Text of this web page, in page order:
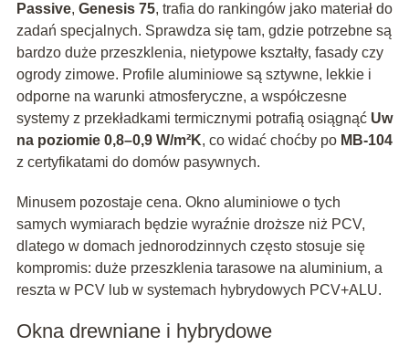
Passive, Genesis 75, trafia do rankingów jako materiał do
zadań specjalnych. Sprawdza się tam, gdzie potrzebne są
bardzo duże przeszklenia, nietypowe kształty, fasady czy
ogrody zimowe. Profile aluminiowe są sztywne, lekkie i
odporne na warunki atmosferyczne, a współczesne
systemy z przekładkami termicznymi potrafią osiągnąć Uw
na poziomie 0,8–0,9 W/m²K, co widać choćby po MB-104
z certyfikatami do domów pasywnych.
Minusem pozostaje cena. Okno aluminiowe o tych
samych wymiarach będzie wyraźnie droższe niż PCV,
dlatego w domach jednorodzinnych często stosuje się
kompromis: duże przeszklenia tarasowe na aluminium, a
reszta w PCV lub w systemach hybrydowych PCV+ALU.
Okna drewniane i hybrydowe